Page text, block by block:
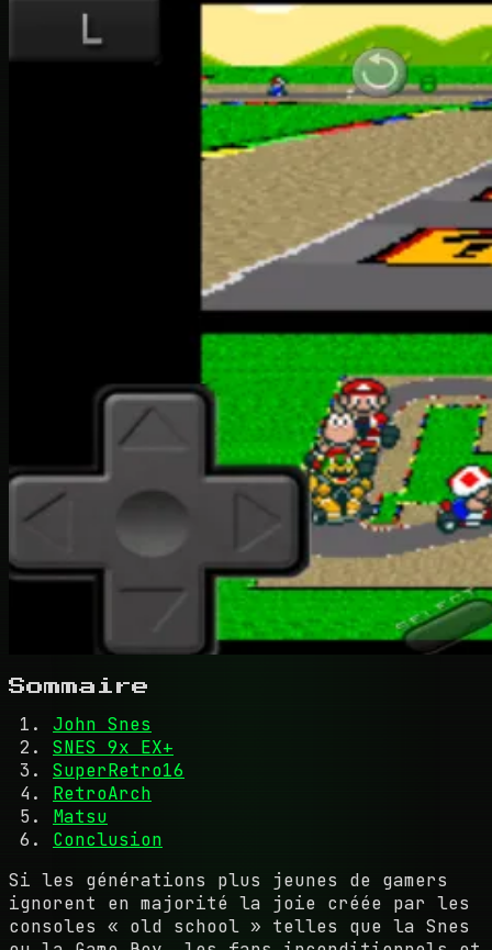
Sommaire
John Snes
SNES 9x EX+
SuperRetro16
RetroArch
Matsu
Conclusion
Si les générations plus jeunes de gamers
ignorent en majorité la joie créée par les
consoles « old school » telles que la Snes